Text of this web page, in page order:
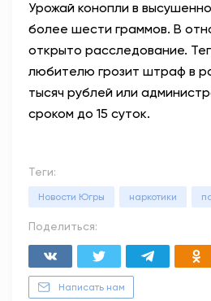
Урожай конопли в
более шести граммов. В
открыто расследование.
любителю грозит штраф в
тысяч рублей или
сроком до 15 суток.
Теги:
Новости Югры наркотики
Поделиться:
Написать нам